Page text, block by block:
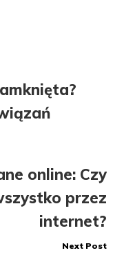
online: Czy
przez
internet?
Next Post